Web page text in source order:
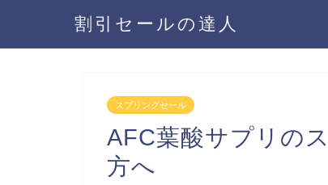
割引セールの達人
スプリングセール
AFC葉酸サプリの
方へ